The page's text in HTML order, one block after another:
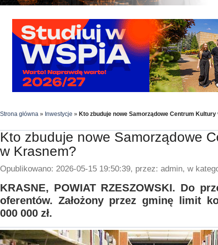
Strona główna » Inwestycje » Kto zbuduje nowe Samorządowe Centrum
Kto zbuduje nowe Samorządowe
w Krasnem?
Opublikowano: 2026-05-15 19:50:39, przez: admin, w
KRASNE, POWIAT RZESZOWSKI. Do
oferentów. Założony przez gminę limit
000 000 zł.